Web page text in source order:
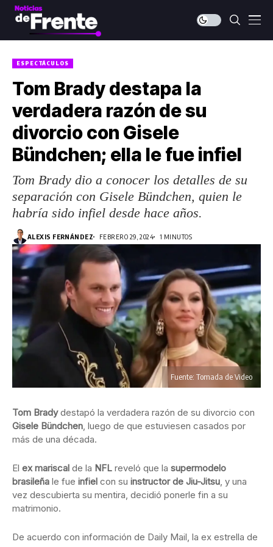
ESPECTÁCULOS
Tom Brady destapa la
verdadera razón de su
divorcio con Gisele
Bündchen; ella le fue infiel
Tom Brady dio a conocer los detalles de su
separación con Gisele Bündchen, quien le
habría sido infiel desde hace años.
ALEXIS FERNÁNDEZ FEBRERO 29, 2024 1 MINUTOS
Fuente: Tomada de Video
Tom Bradydestapó la verdadera razón de su divorcio con
Gisele Bündchen , luego de que estuviesen casados por
más de una década.
El ex mariscal de la NFL reveló que la supermodelo
brasileña le fue infiel con su instructor de Jiu-Jitsu , y una
vez descubierta su mentira, decidió ponerle fin a su
matrimonio.
De acuerdo con información de Daily Mail, la ex estrella de